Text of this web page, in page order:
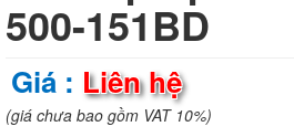
500-151BD
Giá : Liên hệ
(giá chưa bao gồm VAT 10%)